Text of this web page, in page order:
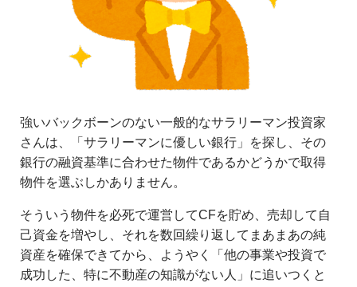
強いバックボーンのない一般的なサラリーマン投資家
さんは、「サラリーマンに優しい銀行」を探し、その
銀行の融資基準に合わせた物件であるかどうかで取得
物件を選ぶしかありません。
そういう物件を必死で運営してCFを貯め、売却して自
己資金を増やし、それを数回繰り返してまあまあの純
資産を確保できてから、ようやく「他の事業や投資で
成功した、特に不動産の知識がない人」に追いつくと